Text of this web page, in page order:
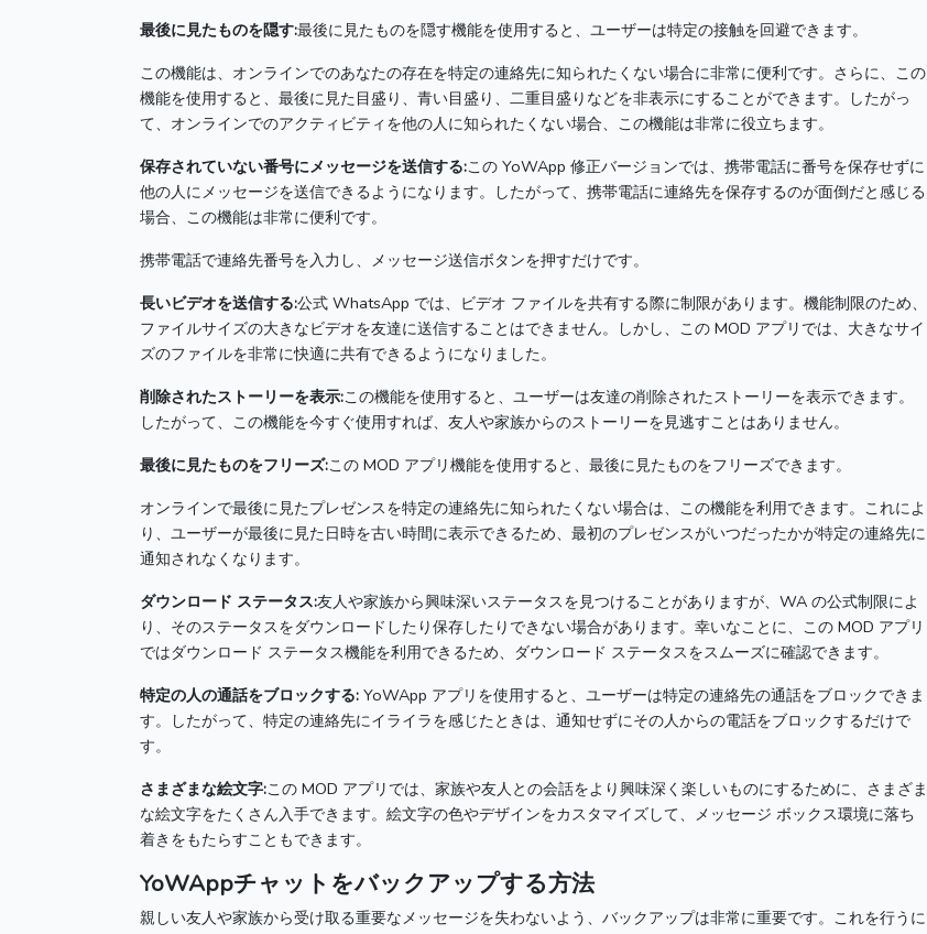
最後に見たものを隠す:最後に見たものを隠す機能を使用すると、ユーザーは特定の接触を回避できます。
この機能は、オンラインでのあなたの存在を特定の連絡先に知られたくない場合に非常に便利です。 さらに、この
機能を使用すると、最後に見た目盛り、青い目盛り、二重目盛りなどを非表示にすることができます。 したがっ
て、オンラインでのアクティビティを他の人に知られたくない場合、この機能は非常に役立ちます。
保存されていない番号にメッセージを送信する:この YoWApp 修正バージョンでは、携帯電話に番号を保存せずに
他の人にメッセージを送信できるようになります。 したがって、携帯電話に連絡先を保存するのが面倒だと感じる
場合、この機能は非常に便利です。
携帯電話で連絡先番号を入力し、メッセージ送信ボタンを押すだけです。
長いビデオを送信する:公式 WhatsApp では、ビデオ ファイルを共有する際に制限があります。 機能制限のため、
ファイルサイズの大きなビデオを友達に送信することはできません。 しかし、この MOD アプリでは、大きなサイ
ズのファイルを非常に快適に共有できるようになりました。
削除されたストーリーを表示:この機能を使用すると、ユーザーは友達の削除されたストーリーを表示できます。
したがって、この機能を今すぐ使用すれば、友人や家族からのストーリーを見逃すことはありません。
最後に見たものをフリーズ:この MOD アプリ機能を使用すると、最後に見たものをフリーズできます。
オンラインで最後に見たプレゼンスを特定の連絡先に知られたくない場合は、この機能を利用できます。 これによ
り、ユーザーが最後に見た日時を古い時間に表示できるため、最初のプレゼンスがいつだったかが特定の連絡先に
通知されなくなります。
ダウンロード ステータス:友人や家族から興味深いステータスを見つけることがありますが、WA の公式制限によ
り、そのステータスをダウンロードしたり保存したりできない場合があります。 幸いなことに、この MOD アプリ
ではダウンロード ステータス機能を利用できるため、ダウンロード ステータスをスムーズに確認できます。
特定の人の通話をブロックする: YoWApp アプリを使用すると、ユーザーは特定の連絡先の通話をブロックできま
す。 したがって、特定の連絡先にイライラを感じたときは、通知せずにその人からの電話をブロックするだけで
す。
さまざまな絵文字:この MOD アプリでは、家族や友人との会話をより興味深く楽しいものにするために、さまざま
な絵文字をたくさん入手できます。 絵文字の色やデザインをカスタマイズして、メッセージ ボックス環境に落ち
着きをもたらすこともできます。
YoWAppチャットをバックアップする方法
親しい友人や家族から受け取る重要なメッセージを失わないよう、バックアップは非常に重要です。 これを行うに